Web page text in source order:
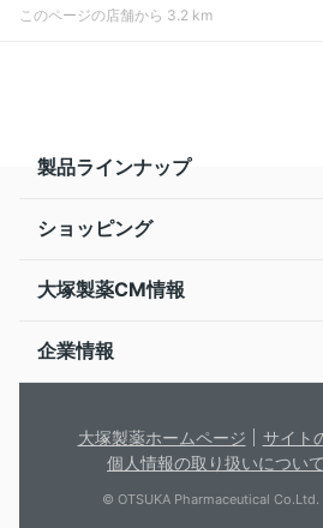
このページの店舗から 3.2 km
製品ラインナップ
ショッピング
大塚製薬CM情報
企業情報
大塚製薬ホームページ
サイト
個人情報の取り扱いについて
© OTSUKA Pharmaceutical Co.Ltd.